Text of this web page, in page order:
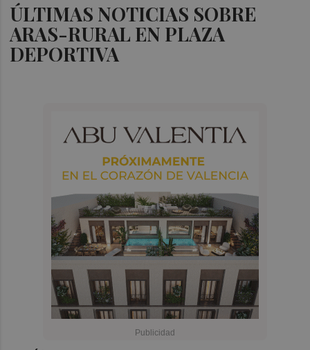
ÚLTIMAS NOTICIAS SOBRE
ARAS-RURAL EN PLAZA
DEPORTIVA